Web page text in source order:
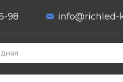
98 info@richled-